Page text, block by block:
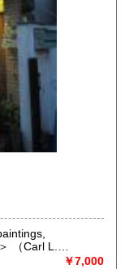
￥7,000